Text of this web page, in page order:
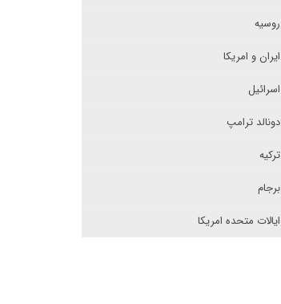
روسیه
ایران و امریکا
اسرائیل
دونالد ترامپ
ترکیه
برجام
ایالات متحده امریکا